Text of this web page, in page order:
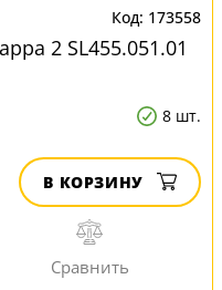
173558
2 SL455.051.01
8 шт.
В КОРЗИНУ